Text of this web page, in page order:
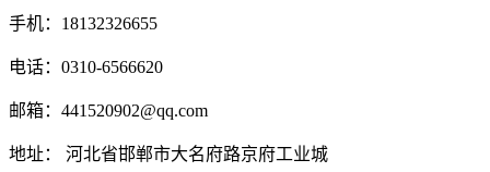
手机：18132326655
电话：0310-6566620
邮箱：441520902@qq.com
地址： 河北省邯郸市大名府路京府工业城